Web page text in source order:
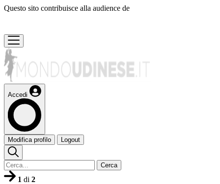
Questo sito contribuisce alla audience de
Accedi
Modifica profilo Logout
Cerca
1 di 2